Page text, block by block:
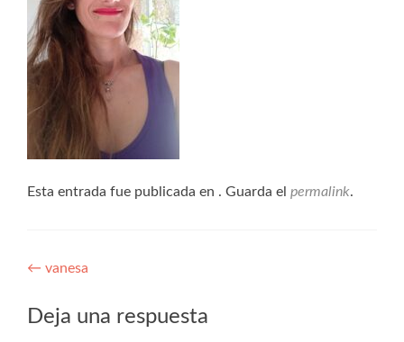
Esta entrada fue publicada en . Guarda el permalink.
← vanesa
Deja una respuesta